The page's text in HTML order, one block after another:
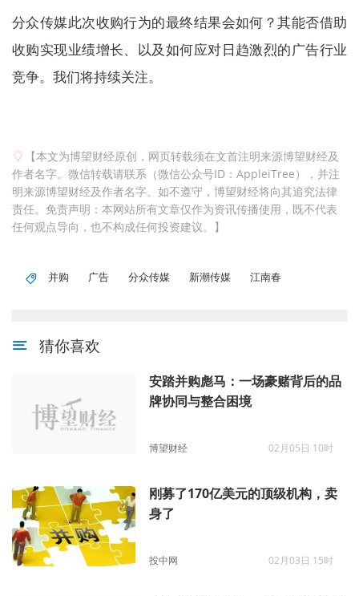
分众传媒此次收购行为的最终结果会如何？其能否借助
收购实现业绩增长、以及如何应对日趋激烈的广告行业
竞争。我们将持续关注。
【本文为博望财经原创，网页转载须在文首注明来源博望财经及
作者名字。微信转载请联系（微信公众号ID：AppleiTree），并注
明来源博望财经及作者名字。如不遵守，博望财经将向其追究法律
责任。免责声明：本网站所有文章仅作为资讯传播使用，既不代表
任何观点导向，也不构成任何投资建议。】
并购 广告 分众传媒 新潮传媒 江南春
猜你喜欢
安踏并购彪马：一场豪赌背后的品
牌协同与整合困境
博望财经 02月05日 10时
刚募了170亿美元的顶级机构，卖
身了
投中网 02月03日 15时